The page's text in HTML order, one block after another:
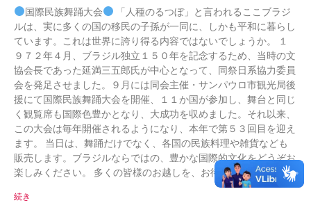
国際民族舞踊大会
「人種のるつぼ」と言われるここブラジ
ルは、実に多くの国の移民の子孫が一同に、しかも平和に暮らし
ています。これは世界に誇り得る内容ではないでしょうか。 １
９７２年４月、ブラジル独立１５０年を記念するため、当時の文
協会長であった延満三五郎氏が中心となって、同祭日系協力委員
会を発足させました。９月には同会主催・サンパウロ市観光局後
援にて国際民族舞踊大会を開催、１１か国が参加し、舞台と同じ
く観覧席も国際色豊かとなり、大成功を収めました。それ以来、
この大会は毎年開催されるようになり、本年で第５３回目を迎え
ます。 当日は、舞踊だけでなく、各国の民族料理や雑貨なども
販売します。ブラジルならではの、豊かな国際的文化をどうぞお
楽しみください。 多くの皆様のお越しを、お待ちしています！
続き